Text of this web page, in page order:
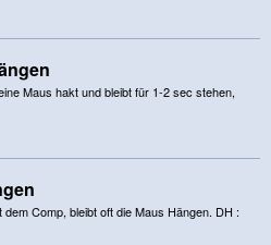
Maus hakt und bleibt für 1-2 sec stehen,
Comp, bleibt oft die Maus Hängen. DH :